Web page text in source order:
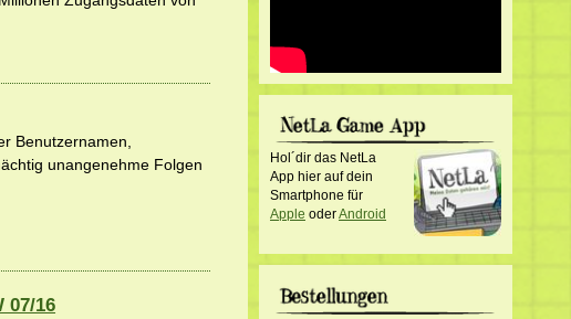
Benutzernamen,
unangenehme Folgen
07/16
Hol´dir das NetLa
App hier auf dein
Smartphone für
Apple oderAndroid